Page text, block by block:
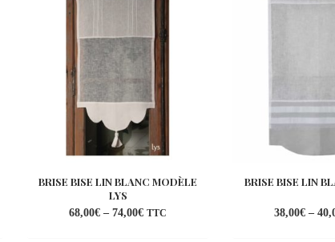
BRISE BISE LIN BLANC MODÈLE
LYS
68,00€ – 74,00€ TTC
BRISE BISE LIN
38,00€ –